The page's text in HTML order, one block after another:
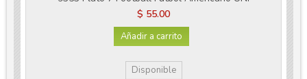
$ 55.00
Añadir a carrito
Disponible